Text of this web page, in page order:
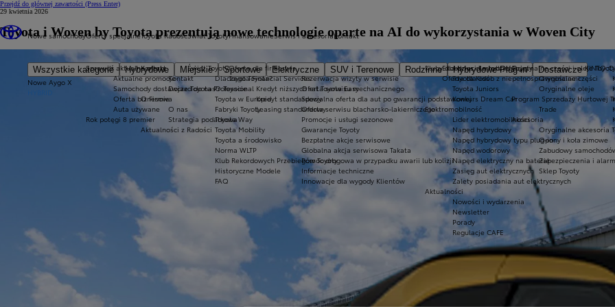
Przejdź do głównej zawartości (Press Enter)
Nowe samochody
Wszystkie kategorie Hybrydowe Miejskie Sportowe Elektryczne SUV i Terenowe Rodzinne Hybrydowe Plug-in
Dostawcze
Nowe Aygo X
Oferty specjalne
Sprawdź aktualne oferty
Aktualne promocje
Samochody dostawcze Toyota Professional
Oferta biznesowa
Auta używane
Rok potęgi 8 premier
Ekobonus dla hybryd Toyoty
Oferta dla osób z niepełnosprawnościami
Toyota Radość
Kontakt
Kontakt
Dojazd do nas
O Firmie
O nas
Strategia podatkowa
Aktualności z Radości
Świat Toyoty
Świat Toyoty
Dlaczego Toyota?
O Toyocie
Toyota w Europie
Fabryki Toyoty
Toyota Way
Toyota Mobility
Toyota a środowisko
Norma WLTP
Klub Rekordowych Przebiegów Toyoty
Historyczne Modele
FAQ
Kluby dla dzieci i młodzieży
Toyota Kids
Toyota Juniors
Konkurs Dream Car
Elektromobilność
Lider elektromobilności
Napęd hybrydowy
Napęd hybrydowy typu plug-in
Napęd wodorowy
Napęd elektryczny na baterię
Zasięg aut elektrycznych
Zalety posiadania aut elektrycznych
Aktualności
Nowości i wydarzenia
Newsletter
Porady
Regulacje CAFE
Finansowanie
Oferta dla firm
Toyota Financial Services
Kredyt niższych rat Toyota Easy
Kredyt standardowy
Leasing standardowy
KINTO
Serwis i akcesoria
Serwis
Rezerwacja wizyty w serwisie
Oferta serwisu mechanicznego
Specjalna oferta dla aut po gwarancji podstawowej
Oferta serwisu blacharsko-lakierniczego
Promocje i usługi sezonowe
Gwarancje Toyoty
Bezpłatne akcje serwisowe
Globalna akcja serwisowa Takata
Pomoc drogowa w przypadku awarii lub kolizji
Informacje techniczne
Innowacje dla wygody Klientów
Oryginalne części i oleje Toyoty
Oryginalne części
Oryginalne oleje
Program Sprzedaży Hurtowej
Trade
Akcesoria
Oryginalne akcesoria
Opony i koła zimowe
Zabudowy
Zabezpieczenia i
Sklep Toyoty
Kontakt
29 kwietnia 2026
Toyota i Woven by Toyota prezentują nowe technologie oparte na AI do wykorzystania w Woven City